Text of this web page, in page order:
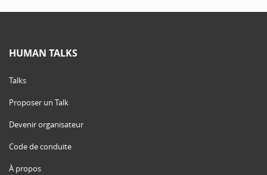
HUMAN TALKS
Talks
Proposer un Talk
Devenir organisateur
Code de conduite
À propos